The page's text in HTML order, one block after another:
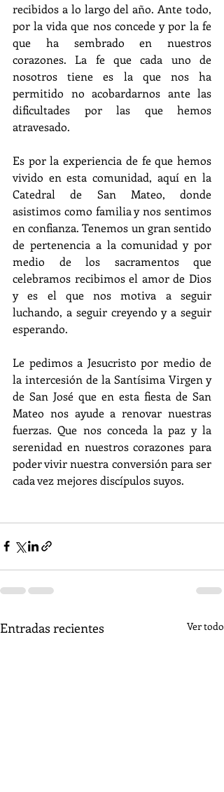
recibidos a lo largo del año. Ante todo,
por la vida que nos concede y por la fe
que ha sembrado en nuestros
corazones. La fe que cada uno de
nosotros tiene es la que nos ha
permitido no acobardarnos ante las
dificultades por las que hemos
atravesado.
Es por la experiencia de fe que hemos
vivido en esta comunidad, aquí en la
Catedral de San Mateo, donde
asistimos como familia y nos sentimos
en confianza. Tenemos un gran sentido
de pertenencia a la comunidad y por
medio de los sacramentos que
celebramos recibimos el amor de Dios
y es el que nos motiva a seguir
luchando, a seguir creyendo y a seguir
esperando.
Le pedimos a Jesucristo por medio de
la intercesión de la Santísima Virgen y
de San José que en esta fiesta de San
Mateo nos ayude a renovar nuestras
fuerzas. Que nos conceda la paz y la
serenidad en nuestros corazones para
poder vivir nuestra conversión para ser
cada vez mejores discípulos suyos.
Entradas recientes Ver todo